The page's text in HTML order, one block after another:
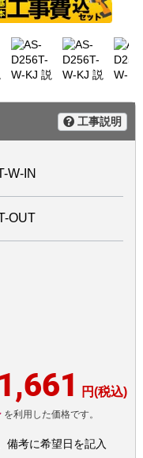
工事説明
W-IN
OUT
円(税込)
を利用した価格です。
備考に希望日を記入